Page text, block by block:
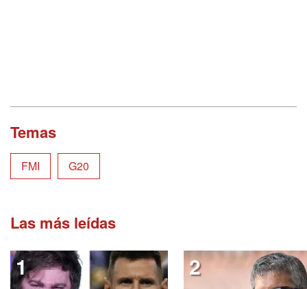
Temas
FMI G20
Las más leídas